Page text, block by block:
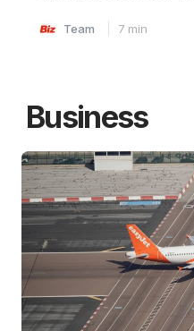
Team 7 min
Business